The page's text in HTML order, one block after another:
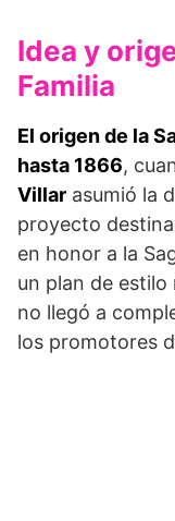
Idea y
Familia
El origen de la
hasta 1866,
Villar asumió la
proyecto
en honor a la
un plan de
no llegó a
los promotores